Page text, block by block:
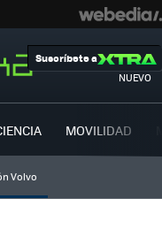
NUEVO
Suscríbete a
MOVILIDAD
Volvo